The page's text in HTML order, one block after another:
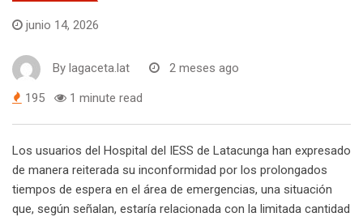
junio 14, 2026
By lagaceta.lat 2 meses ago
195 1 minute read
Los usuarios del Hospital del IESS de Latacunga han expresado
de manera reiterada su inconformidad por los prolongados
tiempos de espera en el área de emergencias, una situación
que, según señalan, estaría relacionada con la limitada cantidad